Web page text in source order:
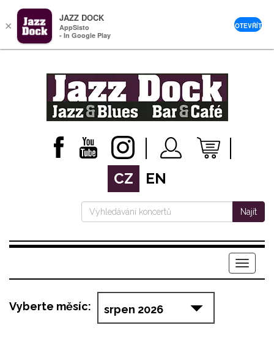
CZ EN
Najít
Menu
Vyberte měsíc:
×
JAZZ DOCK
AppSisto
- In Google Play
OTEVŘÍT